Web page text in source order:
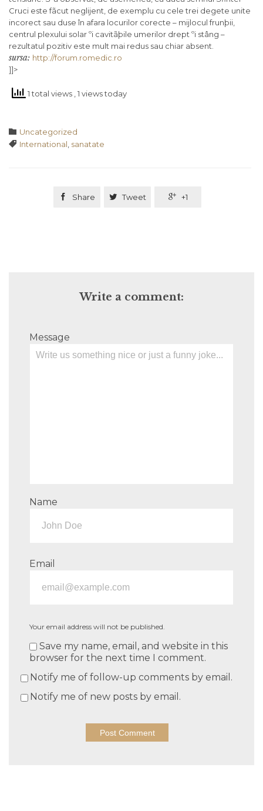
Cruci este fãcut neglijent, de exemplu cu cele trei degete unite
incorect sau duse în afara locurilor corecte – mijlocul frunþii,
centrul plexului solar ºi cavitãþile umerilor drept ºi stâng –
rezultatul pozitiv este mult mai redus sau chiar absent.
sursa: http://forum.romedic.ro
]]>
1 total views , 1 views today
 Category
Uncategorized
 Tags
International sanatate
 Share  Tweet  +1
Write a comment:
Message
Name
Email
Your email address will not be published.
Save my name, email, and website in this
browser for the next time I comment.
Notify me of follow-up comments by email.
Notify me of new posts by email.